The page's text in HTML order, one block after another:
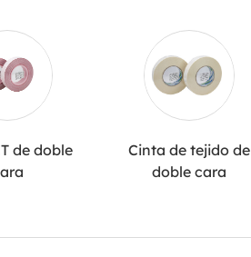
de doble
Cinta de tejido de
doble cara